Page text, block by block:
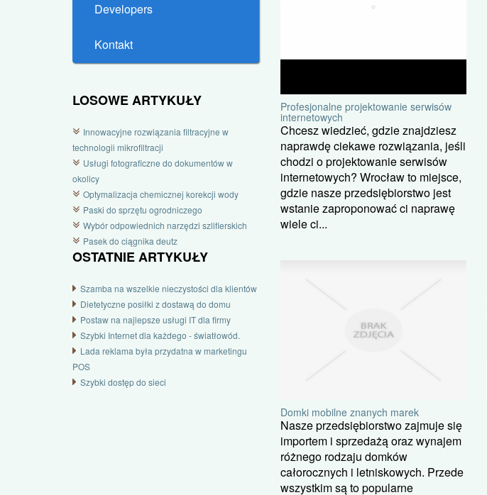
Developers
Kontakt
LOSOWE ARTYKUŁY
Innowacyjne rozwiązania filtracyjne w
technologii mikrofiltracji
Usługi fotograficzne do dokumentów w
okolicy
Optymalizacja chemicznej korekcji wody
Paski do sprzętu ogrodniczego
Wybór odpowiednich narzędzi szlifierskich
Pasek do ciągnika deutz
OSTATNIE ARTYKUŁY
Szamba na wszelkie nieczystości dla klientów
Dietetyczne posiłki z dostawą do domu
Postaw na najlepsze usługi IT dla firmy
Szybki Internet dla każdego - światłowód.
Lada reklama była przydatna w marketingu
POS
Szybki dostęp do sieci
Profesjonalne projektowanie serwisów
internetowych
Chcesz wiedzieć, gdzie znajdziesz
naprawdę ciekawe rozwiązania, jeśli
chodzi o projektowanie serwisów
internetowych? Wrocław to miejsce,
gdzie nasze przedsiębiorstwo jest
wstanie zaproponować ci naprawę
wiele ci...
Domki mobilne znanych marek
Nasze przedsiębiorstwo zajmuje się
importem i sprzedażą oraz wynajem
różnego rodzaju domków
całorocznych i letniskowych. Przede
wszystkim są to popularne